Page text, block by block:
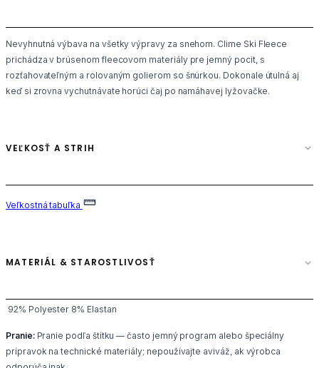
Nevyhnutná výbava na všetky výpravy za snehom. Clime Ski Fleece
prichádza v brúsenom fleecovom materiály pre jemný pocit, s
rozťahovateľným a rolovaným golierom so šnúrkou. Dokonale útulná aj
keď si zrovna vychutnávate horúci čaj po namáhavej lyžovačke.
VEĽKOSŤ A STRIH
Veľkostná tabuľka
MATERIÁL & STAROSTLIVOSŤ
92% Polyester 8% Elastan
Pranie:Pranie podľa štítku — často jemný program alebo špeciálny
prípravok na technické materiály; nepoužívajte aviváž, ak výrobca